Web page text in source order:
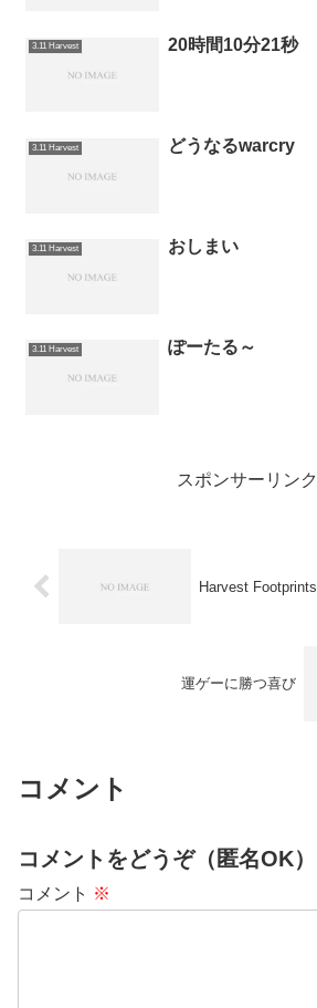
3.11 Harvest 20時間10分21秒
3.11 Harvest どうなるwarcry
3.11 Harvest おしまい
3.11 Harvest ぽーたる～
スポンサーリンク
Harvest Footprints
運ゲーに勝つ喜び
コメント
コメントをどうぞ（匿名OK）
コメント ※